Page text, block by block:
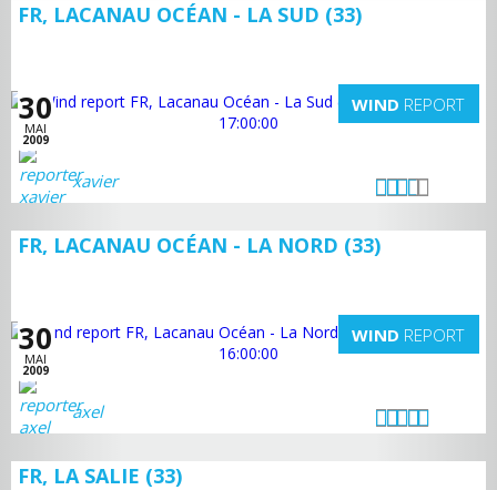
FR, LACANAU OCÉAN - LA SUD (33)
30
MAI
2009
WIND REPORT
xavier
FR, LACANAU OCÉAN - LA NORD (33)
30
MAI
2009
WIND REPORT
axel
FR, LA SALIE (33)